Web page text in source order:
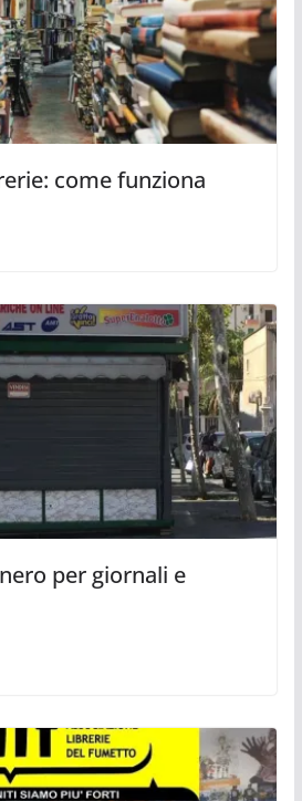
come funziona
per giornali e